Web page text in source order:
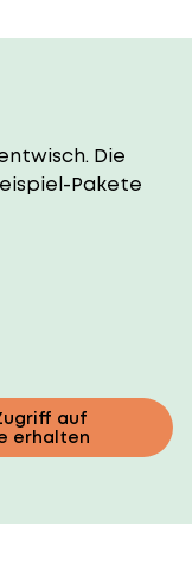
Die
Pakete
auf
erhalten